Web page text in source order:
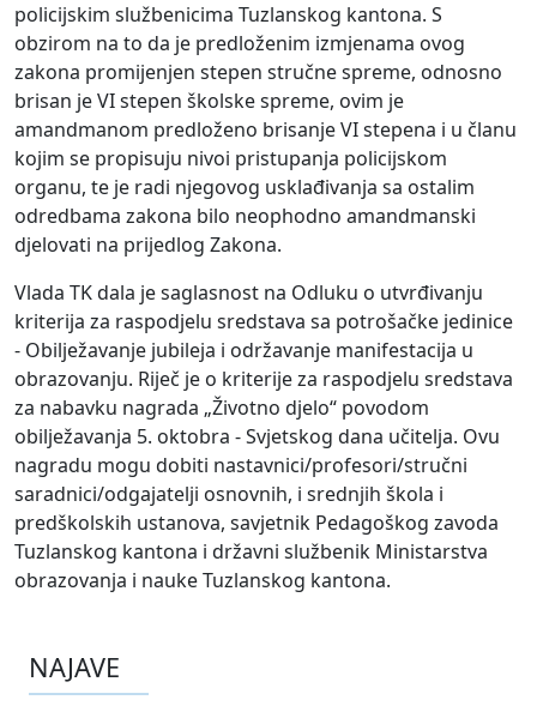
policijskim službenicima Tuzlanskog kantona. S
obzirom na to da je predloženim izmjenama ovog
zakona promijenjen stepen stručne spreme, odnosno
brisan je VI stepen školske spreme, ovim je
amandmanom predloženo brisanje VI stepena i u članu
kojim se propisuju nivoi pristupanja policijskom
organu, te je radi njegovog usklađivanja sa ostalim
odredbama zakona bilo neophodno amandmanski
djelovati na prijedlog Zakona.
Vlada TK dala je saglasnost na Odluku o utvrđivanju
kriterija za raspodjelu sredstava sa potrošačke jedinice
- Obilježavanje jubileja i održavanje manifestacija u
obrazovanju. Riječ je o kriterije za raspodjelu sredstava
za nabavku nagrada „Životno djelo“ povodom
obilježavanja 5. oktobra - Svjetskog dana učitelja. Ovu
nagradu mogu dobiti nastavnici/profesori/stručni
saradnici/odgajatelji osnovnih, i srednjih škola i
predškolskih ustanova, savjetnik Pedagoškog zavoda
Tuzlanskog kantona i državni službenik Ministarstva
obrazovanja i nauke Tuzlanskog kantona.
NAJAVE